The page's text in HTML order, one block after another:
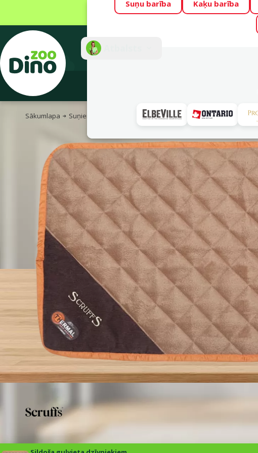
Visu mēnesi Dino Zoo
Fotokonkurss “GADA
Suņu barība Kaķu barība
Sākumlapa Suņiem Suņu guļvietas, trepes un būri Matrači